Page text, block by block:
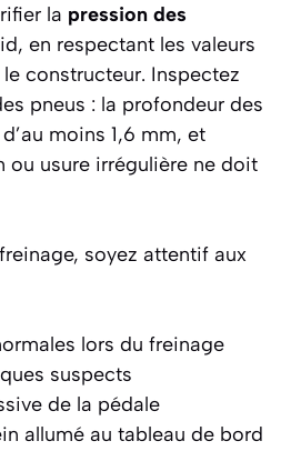
la pression des
en respectant les valeurs
constructeur. Inspectez
pneus : la profondeur des
moins 1,6 mm, et
ou usure irrégulière ne doit
soyez attentif aux
lors du freinage
suspects
de la pédale
allumé au tableau de bord